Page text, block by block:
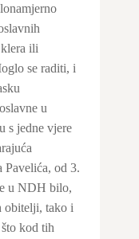
ili
se raditi, i
u
s jedne vjere
Pavelića, od 3.
u NDH bilo,
obitelji, tako i
kod tih